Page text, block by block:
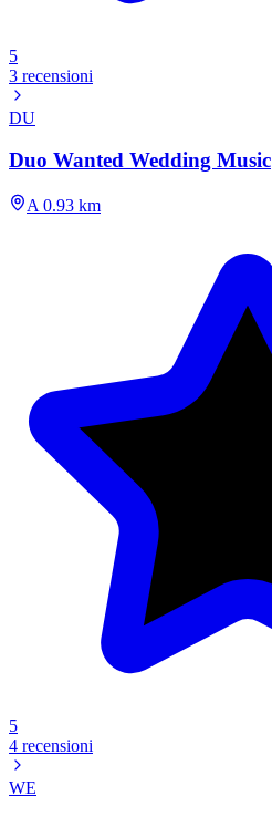
5
3 recensioni
DU
Duo Wanted Wedding Music
A 0.93 km
5
4 recensioni
WE